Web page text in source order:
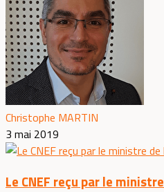
Christophe MARTIN
3 mai 2019
Le CNEF reçu par le